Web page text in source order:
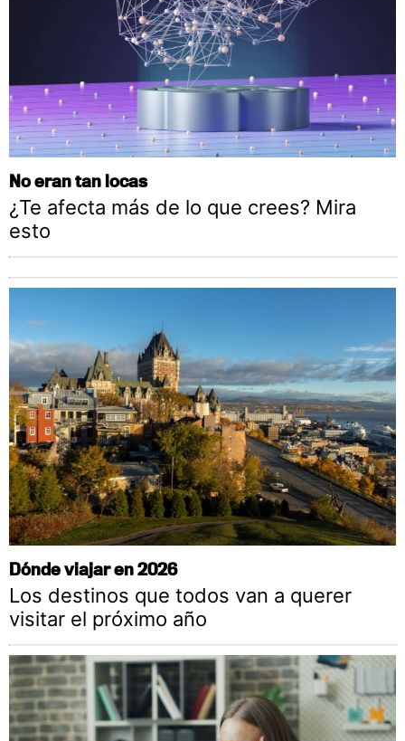
No eran tan locas
¿Te afecta más de lo que crees? Mira
esto
Dónde viajar en 2026
Los destinos que todos van a querer
visitar el próximo año